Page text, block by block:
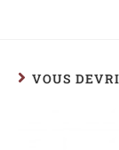
VOUS